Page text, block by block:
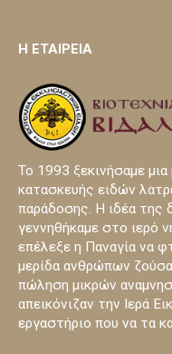
H ΕΤΑΙΡΕΙΑ
Το 1993 ξεκινήσαμε μια
κατασκευής ειδών
παράδοσης. Η ιδέα της
γεννηθήκαμε στο ιερό
επέλεξε η Παναγία να
μερίδα ανθρώπων
πώληση μικρών
απεικόνιζαν την Ιερά
εργαστήριο που να τα